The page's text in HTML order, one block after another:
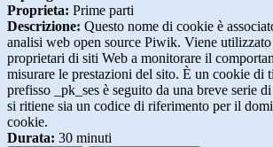
Proprieta: Prime parti
Descrizione: Questo nome di cookie è
analisi web open source Piwik. Viene utilizzato
proprietari di siti Web a monitorare il
misurare le prestazioni del sito. È un cookie di
prefisso _pk_ses è seguito da una breve serie
si ritiene sia un codice di riferimento per il
cookie.
Durata: 30 minuti